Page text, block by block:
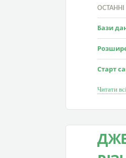
Бази
Старт
Читати